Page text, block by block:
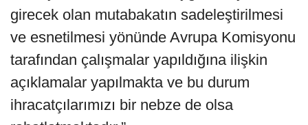
girecek olan mutabakatın sadeleştirilmesi
ve esnetilmesi yönünde Avrupa Komisyonu
tarafından çalışmalar yapıldığına ilişkin
açıklamalar yapılmakta ve bu durum
ihracatçılarımızı bir nebze de olsa